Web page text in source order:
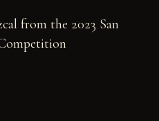
from the 2023 San